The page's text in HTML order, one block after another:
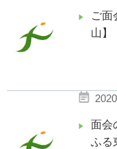
ご面
山】
面会
ふる